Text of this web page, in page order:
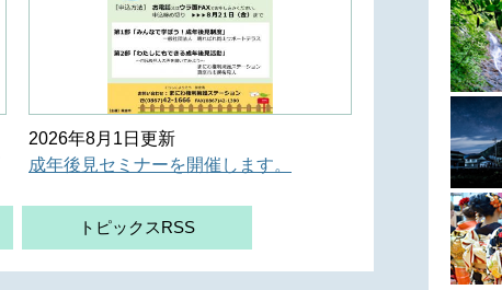
2026年8月1日更新
成年後見セミナーを開催します。
トピックスRSS